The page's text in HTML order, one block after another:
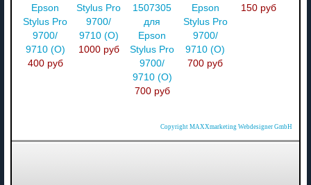
Epson
Stylus Pro
9700/
9710 (O)
400 руб
Stylus Pro
9700/
9710 (O)
1000 руб
1507305
для
Epson
Stylus Pro
9700/
9710 (O)
700 руб
Epson
Stylus Pro
9700/
9710 (O)
700 руб
150 руб
Copyright MAXXmarketing Webdesigner GmbH